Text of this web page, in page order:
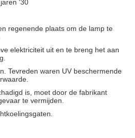
'30
regenende plaats om de lamp te
elektriciteit uit en te breng het aan
Tevreden waren UV beschermende
is, moet door de fabrikant
te vermijden.